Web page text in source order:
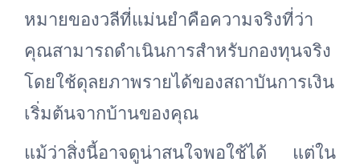
หมายของวลีที่แม่นยำคือความจริงที่ว่า
คุณสามารถดำเนินการสำหรับกองทุนจริง
โดยใช้ดุลยภาพรายได้ของสถาบันการเงิน
เริ่มต้นจากบ้านของคุณ
แม้ว่าสิ่งนี้อาจดูน่าสนใจพอใช้ได้ แต่ใน